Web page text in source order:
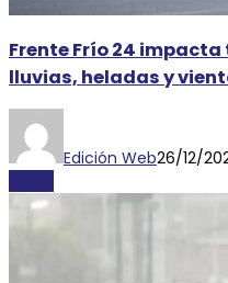
Frente Frío 24
lluvias, heladas y
Edición Web26/12/